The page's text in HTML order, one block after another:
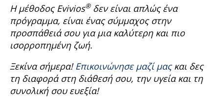
Η μέθοδοςEvivios®δεν είναι απλώς ένα
πρόγραμμα, είναι ένας σύμμαχος στην
προσπάθειά σου για μια καλύτερη και πιο
ισορροπημένη ζωή.
Ξεκίνα σήμερα!Επικοινώνησε μαζί μαςκαι δες
τη διαφορά στη διάθεσή σου, την υγεία και τη
συνολική σου ευεξία!